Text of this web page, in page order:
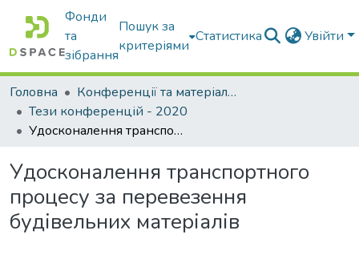
Фонди
та
зібрання
Пошук за
критеріями
Статистика Увійти
Головна
Конференції та матеріали конференцій
Тези конференцій - 2020
Удосконалення транспортного процесу за перевезення будівельних матеріалів
Удосконалення транспортного
процесу за перевезення
будівельних матеріалів